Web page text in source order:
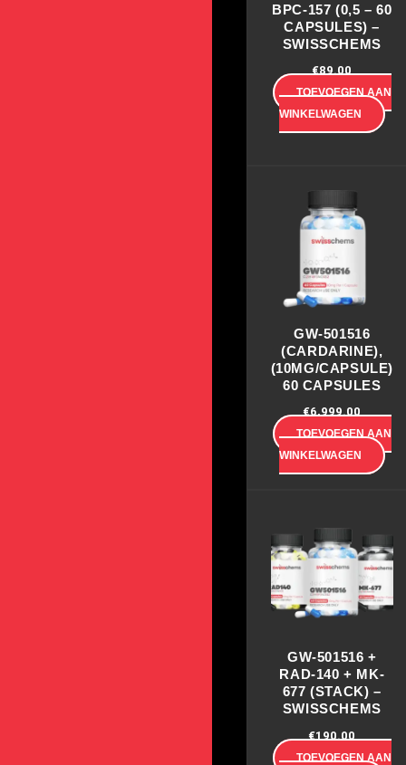
BPC-157 (0,5 – 60
CAPSULES) –
SWISSCHEMS
€89.00
TOEVOEGEN AAN
WINKELWAGEN
GW-501516
(CARDARINE),
(10MG/CAPSULE)
60 CAPSULES
€6,999.00
TOEVOEGEN AAN
WINKELWAGEN
GW-501516 +
RAD-140 + MK-
677 (STACK) –
SWISSCHEMS
€190.00
TOEVOEGEN AAN